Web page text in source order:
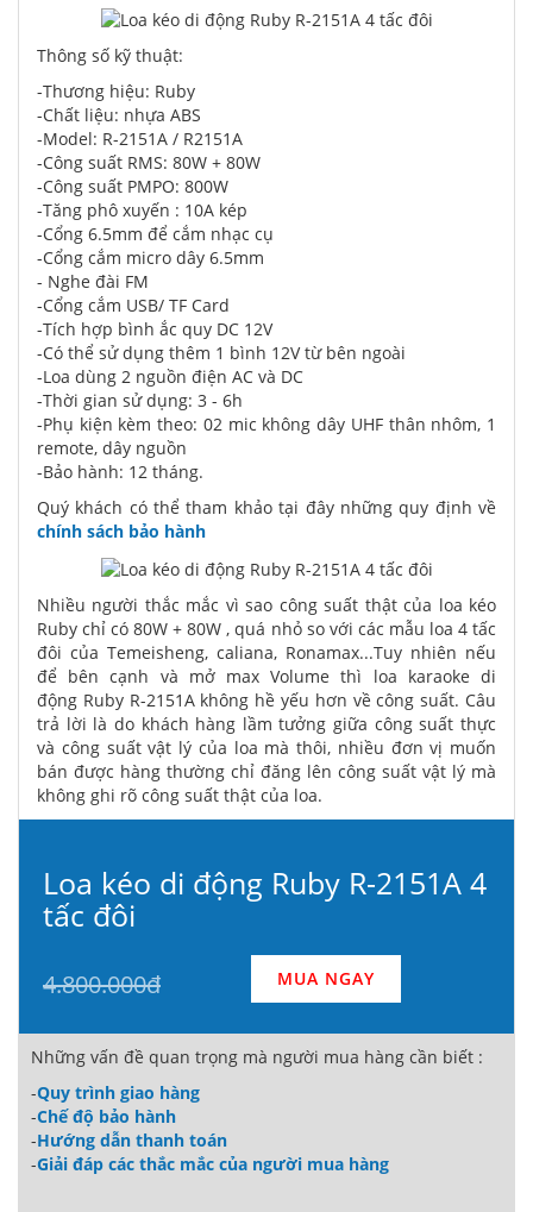
Thông số kỹ thuật:
-Thương hiệu: Ruby
-Chất liệu: nhựa ABS
-Model: R-2151A / R2151A
-Công suất RMS: 80W + 80W
-Công suất PMPO: 800W
-Tăng phô xuyến : 10A kép
-Cổng 6.5mm để cắm nhạc cụ
-Cổng cắm micro dây 6.5mm
- Nghe đài FM
-Cổng cắm USB/ TF Card
-Tích hợp bình ắc quy DC 12V
-Có thể sử dụng thêm 1 bình 12V từ bên ngoài
-Loa dùng 2 nguồn điện AC và DC
-Thời gian sử dụng: 3 - 6h
-Phụ kiện kèm theo: 02 mic không dây UHF thân nhôm, 1
remote, dây nguồn
-Bảo hành: 12 tháng.
Quý khách có thể tham khảo tại đây những quy định về
chính sách bảo hành
Nhiều người thắc mắc vì sao công suất thật của loa kéo
Ruby chỉ có 80W + 80W , quá nhỏ so với các mẫu loa 4 tấc
đôi của Temeisheng, caliana, Ronamax...Tuy nhiên nếu
để bên cạnh và mở max Volume thì loa karaoke di
động Ruby R-2151A không hề yếu hơn về công suất. Câu
trả lời là do khách hàng lầm tưởng giữa công suất thực
và công suất vật lý của loa mà thôi, nhiều đơn vị muốn
bán được hàng thường chỉ đăng lên công suất vật lý mà
không ghi rõ công suất thật của loa.
Loa kéo di động Ruby R-2151A 4
tấc đôi
4.800.000đ MUA NGAY
Những vấn đề quan trọng mà người mua hàng cần biết :
-Quy trình giao hàng
-Chế độ bảo hành
-Hướng dẫn thanh toán
-Giải đáp các thắc mắc của người mua hàng